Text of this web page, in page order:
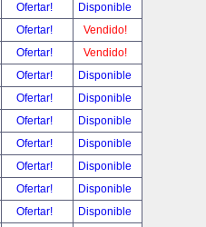
Ofertar!
Disponible
Ofertar!
Vendido!
Ofertar!
Vendido!
Ofertar!
Disponible
Ofertar!
Disponible
Ofertar!
Disponible
Ofertar!
Disponible
Ofertar!
Disponible
Ofertar!
Disponible
Ofertar!
Disponible